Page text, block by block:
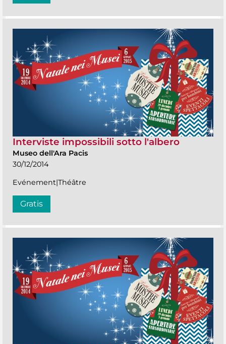
Interviste impossibili sotto l'albero
Museo dell'Ara Pacis
30/12/2014
Evénement|Théâtre
Gratis